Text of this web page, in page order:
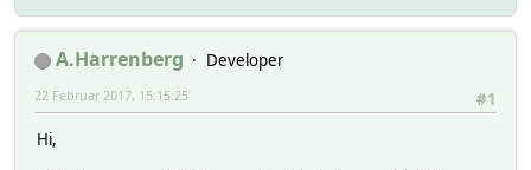
A.Harrenberg
Developer
#1
22 Februar 2017, 15:15:25
Hi,